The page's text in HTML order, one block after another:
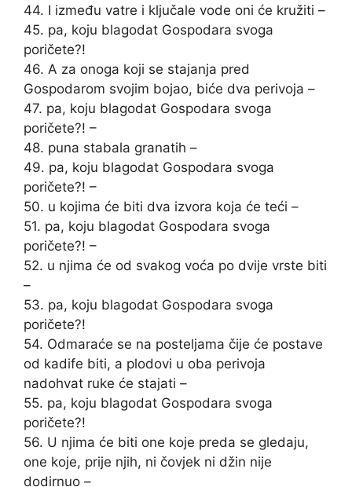
44. I između vatre i ključale vode oni će kružiti –
45. pa, koju blagodat Gospodara svoga
poričete?!
46. A za onoga koji se stajanja pred
Gospodarom svojim bojao, biće dva perivoja –
47. pa, koju blagodat Gospodara svoga
poričete?! –
48. puna stabala granatih –
49. pa, koju blagodat Gospodara svoga
poričete?! –
50. u kojima će biti dva izvora koja će teći –
51. pa, koju blagodat Gospodara svoga
poričete?! –
52. u njima će od svakog voća po dvije vrste biti
–
53. pa, koju blagodat Gospodara svoga
poričete?!
54. Odmaraće se na posteljama čije će postave
od kadife biti, a plodovi u oba perivoja
nadohvat ruke će stajati –
55. pa, koju blagodat Gospodara svoga
poričete?!
56. U njima će biti one koje preda se gledaju,
one koje, prije njih, ni čovjek ni džin nije
dodirnuo –